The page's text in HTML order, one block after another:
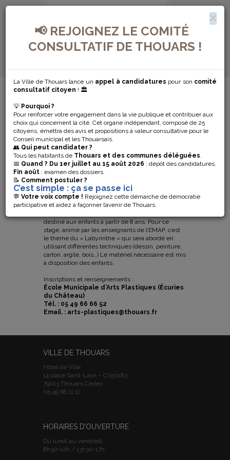
📢 REJOIGNEZ LE COMITÉ
CONSULTATIF DE THOUARS !
La Ville de Thouars lance un appel à candidatures pour son comité
consultatif citoyen ! 🏛️
💡 Pourquoi ?
Pour renforcer votre engagement dans la vie publique et contribuer aux
choix qui concernent la cité. Cet organe indépendant, composé de 25
citoyens, émettra des avis et propositions à valeur consultative pour le
Conseil municipal et les Thouarsais.
👥 Qui peut candidater ?
Tous les habitants de Thouars et des communes déléguées.
📅 Quand ? Du 1er juillet au 15 août 2026 : dépôt des candidatures.
Fin août : examen des dossiers.
📝 Comment postuler ?
C’est simple : ça se passe ici
💬 Votre voix compte ! Rejoignez cette démarche de démocratie
participative et aidez à façonner l’avenir de Thouars.
MENU DE NAVIGATION...
STAGE DE
PEINTURE
ENFANT : LE
LABYRINTHE
Du 13 au 16 février prochains, l’Ecole Municipale
destiné aux enfants à partir de 8 ans. Pour ce
stage, animé par les enseignants de l’EMAP, c’est
le thème du « Labyrinthe » qui sera abordé en
utilisant différentes techniques (dessin, peinture,
carton, argile, bois…) Le matériel nécessaire est mis
à disposition des enfants.
Inscriptions et renseignements :
École Municipale d’Arts Plastiques (Écuries
du Château)
Tél. : 05 49 66 66 52
Email. : arts-plastiques@thouars.fr
VILLE DE THOUARS
Hôtel de Ville
14 place Saint-Laon – CS50183
79103 Thouars Cedex
05.49.68.11.11
HORAIRES D’OUVERTURE
Du lundi au vendredi :
8h30-12h / 13h30-17h